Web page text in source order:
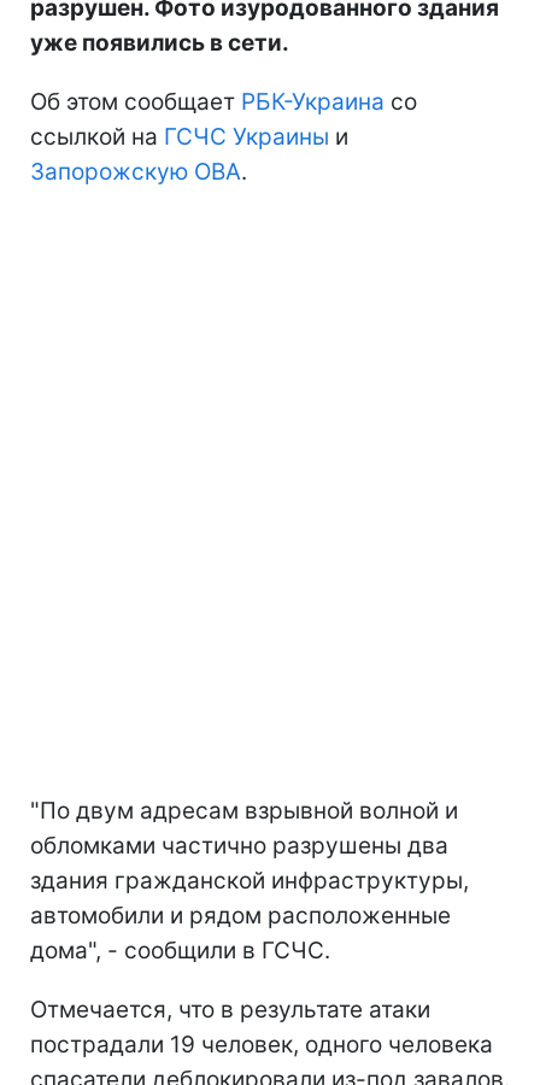
разрушен. Фото изуродованного здания
уже появились в сети.
Об этом сообщает РБК-Украина со
ссылкой на ГСЧС Украины и
Запорожскую ОВА.
"По двум адресам взрывной волной и
обломками частично разрушены два
здания гражданской инфраструктуры,
автомобили и рядом расположенные
дома", - сообщили в ГСЧС.
Отмечается, что в результате атаки
пострадали 19 человек, одного человека
спасатели деблокировали из-под завалов.